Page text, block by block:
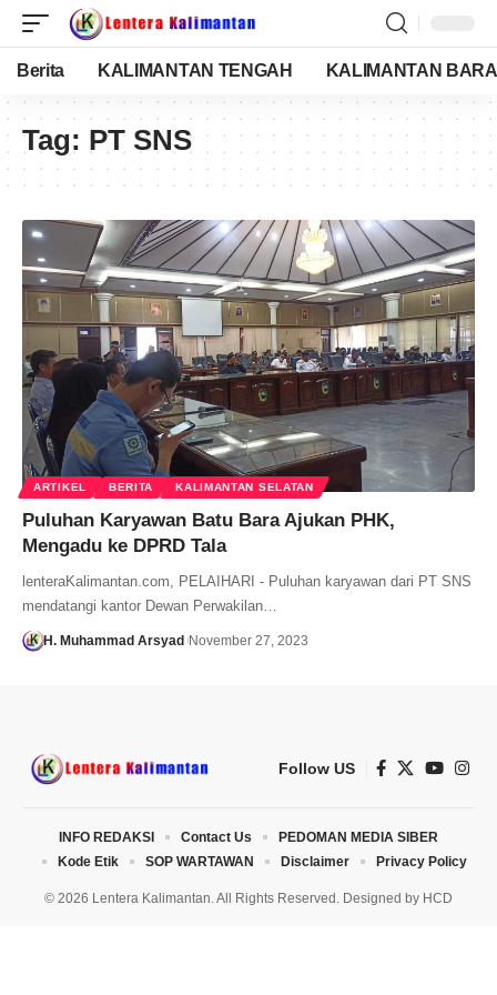
Berita KALIMANTAN TENGAH KALIMANTAN
Tag: PT SNS
ARTIKEL BERITA KALIMANTAN SELATAN
Puluhan Karyawan Batu Bara Ajukan PHK,
Mengadu ke DPRD Tala
lenteraKalimantan.com, PELAIHARI - Puluhan karyawan dari PT SNS
mendatangi kantor Dewan Perwakilan…
H. Muhammad Arsyad November 27, 2023
Follow US
© 2026 Lentera Kalimantan. All Rights Reserved. Designed by HCD
INFO REDAKSI Contact Us
PEDOMAN MEDIA SIBER
Kode Etik
SOP WARTAWAN Disclaimer Privacy Policy